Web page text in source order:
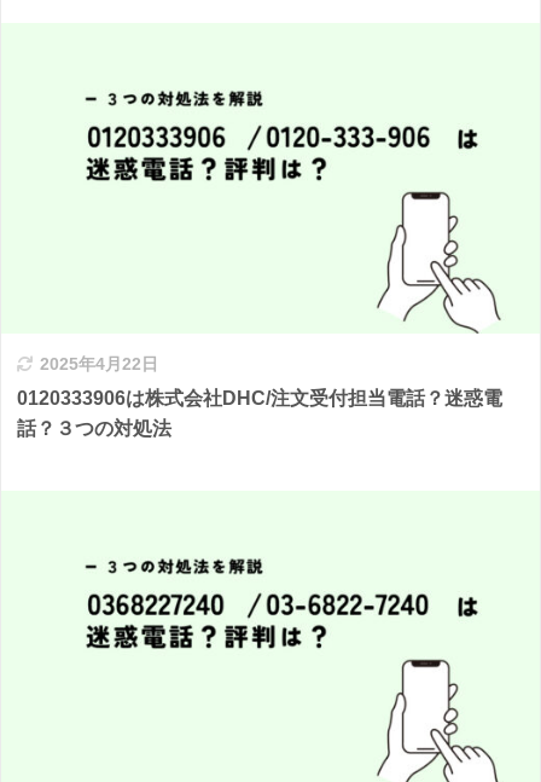
2025年4月22日
0120333906は株式会社DHC/注文受付担当電話？迷惑電
話？３つの対処法